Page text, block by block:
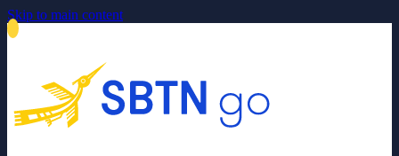
Skip to main content